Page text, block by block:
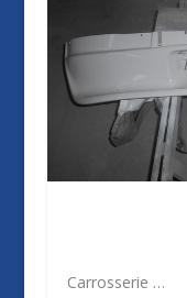
Carrosserie …